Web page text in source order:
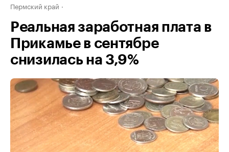
Пермский край
Реальная заработная плата в
Прикамье в сентябре
снизилась на 3,9%